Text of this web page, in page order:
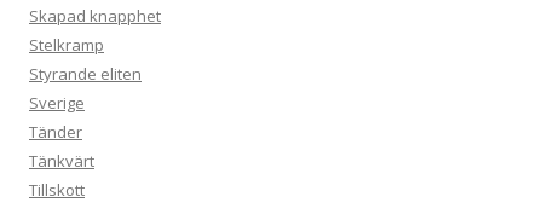
Skapad knapphet
Stelkramp
Styrande eliten
Sverige
Tänder
Tänkvärt
Tillskott